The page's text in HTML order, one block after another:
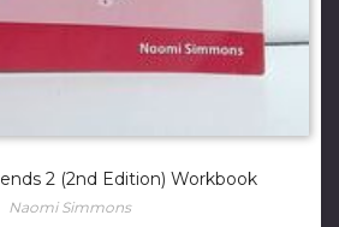
2 (2nd Edition) Workbook
Naomi Simmons